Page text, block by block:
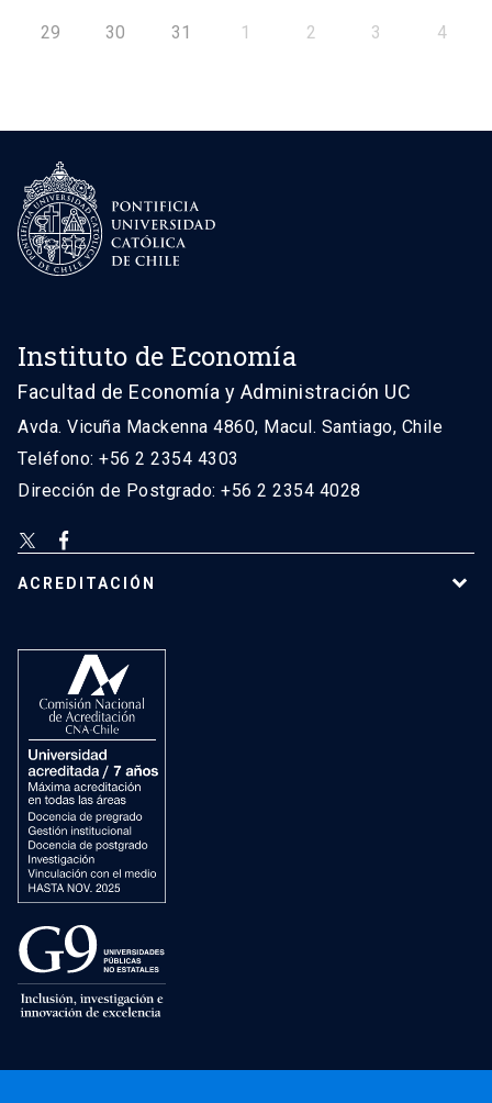
29 30 31 1 2 3 4
Instituto de Economía
Facultad de Economía y Administración UC
Avda. Vicuña Mackenna 4860, Macul. Santiago, Chile
Teléfono: +56 2 2354 4303
Dirección de Postgrado: +56 2 2354 4028
ACREDITACIÓN